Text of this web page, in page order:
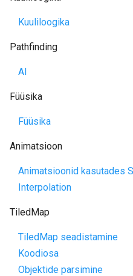
Kuuliloogika
Pathfinding
AI
Füüsika
Füüsika
Animatsioon
Animatsioonid kasutades
Interpolation
TiledMap
TiledMap seadistamine
Koodiosa
Objektide parsimine